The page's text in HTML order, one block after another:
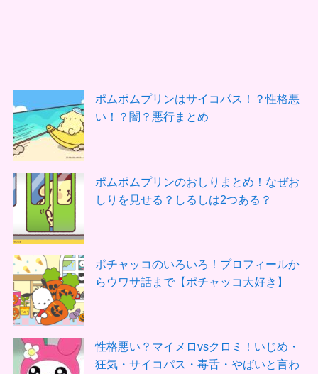
ポムポムプリンはサイコパス！？性格悪
い！？闇？悪行まとめ
ポムポムプリンのおしりまとめ！なぜお
しりを見せる？しるしは2つある？
ポチャッコのいろいろ！プロフィールか
らウワサ話まで【ポチャッコ大好き】
性格悪い？マイメロvsクロミ！いじめ・
狂気・サイコパス・毒舌・やばいと言わ